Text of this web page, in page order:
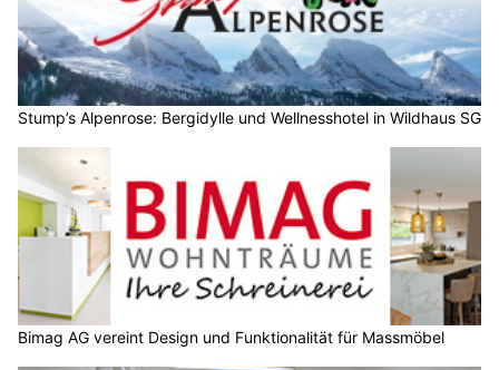
Stump’s Alpenrose: Bergidylle und Wellnesshotel in Wildhaus SG
Bimag AG vereint Design und Funktionalität für Massmöbel